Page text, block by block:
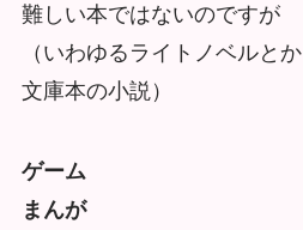
難しい本ではないのですが
（いわゆるライトノベルとか
文庫本の小説）
ゲーム
まんが